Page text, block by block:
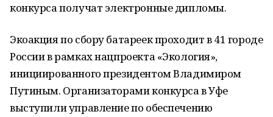
конкурса получат электронные дипломы.
Экоакция по сбору батареек проходит в 41 городе
России в рамках нацпроекта «Экология»,
инициированного президентом Владимиром
Путиным. Организаторами конкурса в Уфе
выступили управление по обеспечению